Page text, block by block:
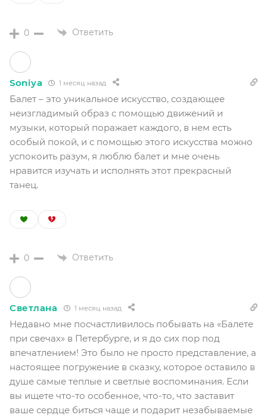
0 Ответить
Soniya 1 месяц назад
Балет – это уникальное искусство, создающее
неизгладимый образ с помощью движений и
музыки, который поражает каждого, в нем есть
особый покой, и с помощью этого искусства можно
успокоить разум, я люблю балет и мне очень
нравится изучать и исполнять этот прекрасный
танец.
0 Ответить
Светлана 1 месяц назад
Недавно мне посчастливилось побывать на «Балете
при свечах» в Петербурге, и я до сих пор под
впечатлением! Это было не просто представление, а
настоящее погружение в сказку, которое оставило в
душе самые теплые и светлые воспоминания. Если
вы ищете что-то особенное, что-то, что заставит
ваше сердце биться чаще и подарит незабываемые